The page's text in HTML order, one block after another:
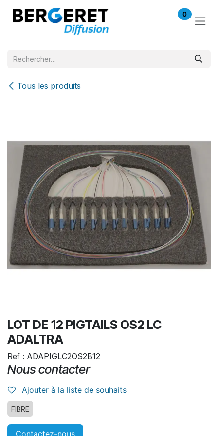
Se rendre au contenu
0
Tous les produits
LOT DE 12 PIGTAILS OS2 LC
ADALTRA
Ref : ADAPIGLC2OS2B12
Nous contacter
Ajouter à la liste de souhaits
FIBRE
Contactez-nous